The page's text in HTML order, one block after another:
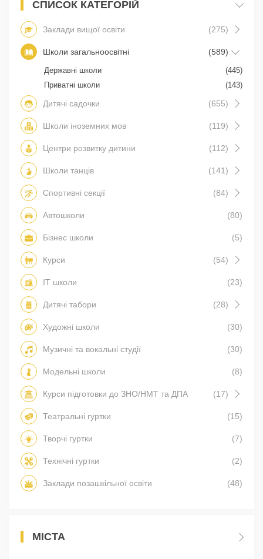
СПИСОК КАТЕГОРІЙ
Заклади вищої освіти (275)
Школи загальноосвітні (589)
Державні школи
(445)
Приватні школи
(143)
Дитячі садочки (655)
Школи іноземних мов (119)
Центри розвитку дитини (112)
Школи танців (141)
Спортивні секції (84)
Автошколи (80)
Бізнес школи (5)
Курси (54)
IT школи (23)
Дитячі табори (28)
Художні школи (30)
Музичні та вокальні студії (30)
Модельні школи (8)
Курси підготовки до ЗНО/НМТ та ДПА (17)
Театральні гуртки (15)
Творчі гуртки (7)
Технічні гуртки (2)
Заклади позашкільної освіти (48)
МІСТА